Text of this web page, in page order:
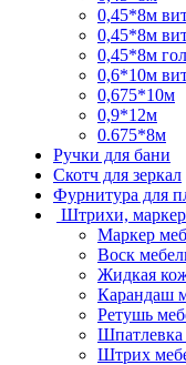
0,45*8м
0,45*8м
0,45*8м
0,6*10м
0,675*10м
0,9*12м
0.675*8м
Ручки для бани
Скотч для зеркал
Фурнитура для
Штрихи,
Маркер
Воск
Жидкая
Карандаш
Ретушь
Шпатлевка
Штрих